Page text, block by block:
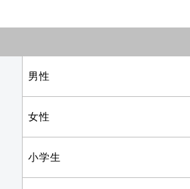
男性
女性
小学生